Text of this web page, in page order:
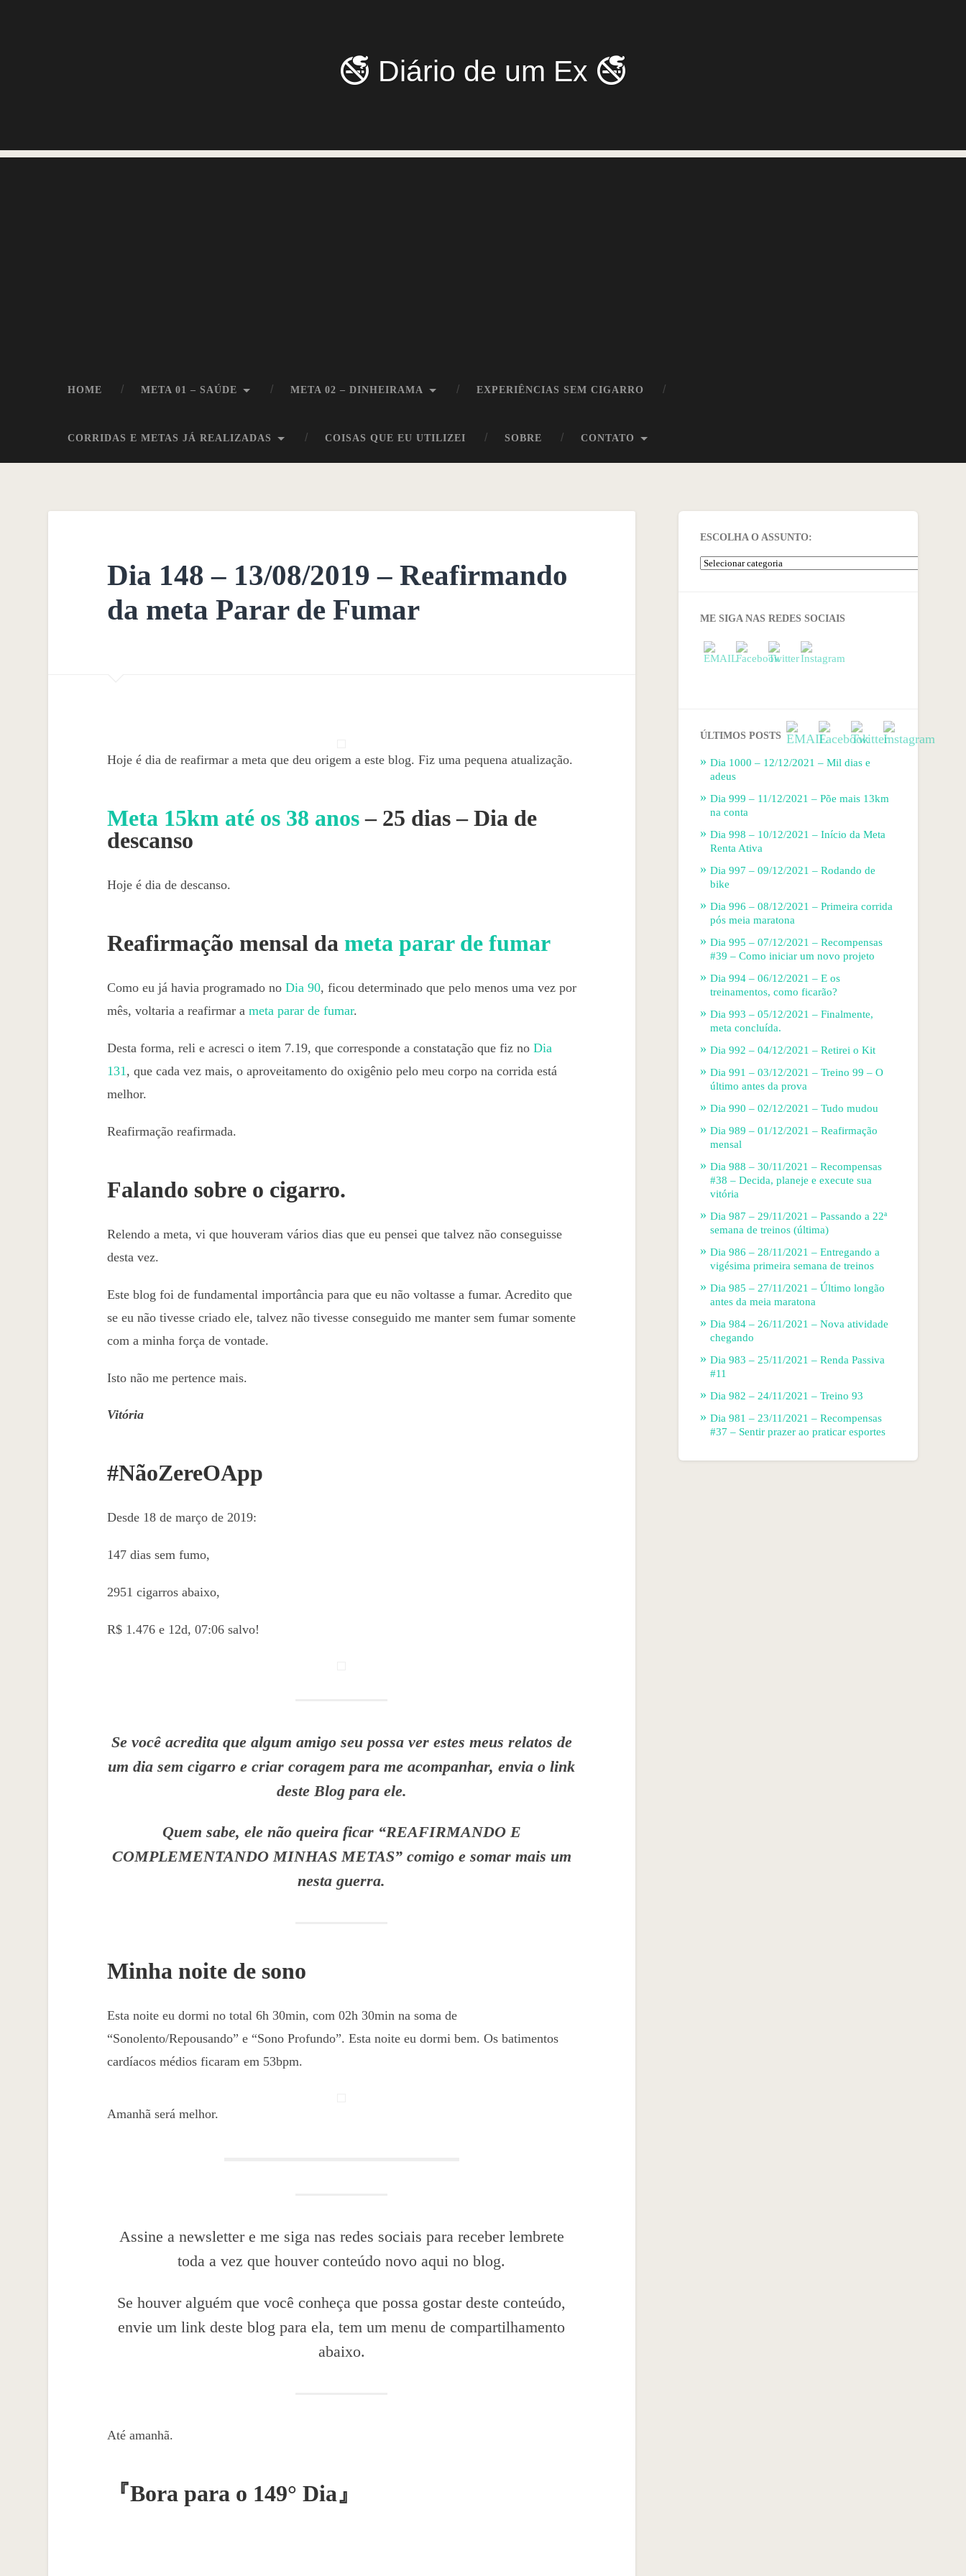
🚭 Diário de um Ex 🚭
HOME META 01 – SAÚDE META 02 – DINHEIRAMA EXPERIÊNCIAS SEM CIGARRO
CORRIDAS E METAS JÁ REALIZADAS COISAS QUE EU UTILIZEI SOBRE CONTATO
Dia 148 – 13/08/2019 – Reafirmando
da meta Parar de Fumar
Hoje é dia de reafirmar a meta que deu origem a este blog. Fiz uma pequena atualização.
Meta 15km até os 38 anos– 25 dias – Dia de
descanso
Hoje é dia de descanso.
Reafirmação mensal da meta parar de fumar
Como eu já havia programado no Dia 90, ficou determinado que pelo menos uma vez por
mês, voltaria a reafirmar a meta parar de fumar.
Desta forma, reli e acresci o item 7.19, que corresponde a constatação que fiz no Dia
131, que cada vez mais, o aproveitamento do oxigênio pelo meu corpo na corrida está
melhor.
Reafirmação reafirmada.
Falando sobre o cigarro.
Relendo a meta, vi que houveram vários dias que eu pensei que talvez não conseguisse
desta vez.
Este blog foi de fundamental importância para que eu não voltasse a fumar. Acredito que
se eu não tivesse criado ele, talvez não tivesse conseguido me manter sem fumar somente
com a minha força de vontade.
Isto não me pertence mais.
Vitória
#NãoZereOApp
Desde 18 de março de 2019:
147 dias sem fumo,
2951 cigarros abaixo,
R$ 1.476 e 12d, 07:06 salvo!
Se você acredita que algum amigo seu possa ver estes meus relatos de
um dia sem cigarro e criar coragem para me acompanhar, envia o link
deste Blog para ele.
Quem sabe, ele não queira ficar “REAFIRMANDO E
COMPLEMENTANDO MINHAS METAS” comigo e somar mais um
nesta guerra.
Minha noite de sono
Esta noite eu dormi no total 6h 30min, com 02h 30min na soma de
“Sonolento/Repousando” e “Sono Profundo”. Esta noite eu dormi bem. Os batimentos
cardíacos médios ficaram em 53bpm.
Amanhã será melhor.
Assine a newsletter e me siga nas redes sociais para receber lembrete
toda a vez que houver conteúdo novo aqui no blog.
Se houver alguém que você conheça que possa gostar deste conteúdo,
envie um link deste blog para ela, tem um menu de compartilhamento
abaixo.
Até amanhã.
『Bora para o 149° Dia』
ESCOLHA O ASSUNTO:
ME SIGA NAS REDES SOCIAIS
ÚLTIMOS POSTS
Dia 1000 – 12/12/2021 – Mil dias e
adeus
Dia 999 – 11/12/2021 – Põe mais 13km
na conta
Dia 998 – 10/12/2021 – Início da Meta
Renta Ativa
Dia 997 – 09/12/2021 – Rodando de
bike
Dia 996 – 08/12/2021 – Primeira corrida
pós meia maratona
Dia 995 – 07/12/2021 – Recompensas
#39 – Como iniciar um novo projeto
Dia 994 – 06/12/2021 – E os
treinamentos, como ficarão?
Dia 993 – 05/12/2021 – Finalmente,
meta concluída.
Dia 992 – 04/12/2021 – Retirei o Kit
Dia 991 – 03/12/2021 – Treino 99 – O
último antes da prova
Dia 990 – 02/12/2021 – Tudo mudou
Dia 989 – 01/12/2021 – Reafirmação
mensal
Dia 988 – 30/11/2021 – Recompensas
#38 – Decida, planeje e execute sua
vitória
Dia 987 – 29/11/2021 – Passando a 22ª
semana de treinos (última)
Dia 986 – 28/11/2021 – Entregando a
vigésima primeira semana de treinos
Dia 985 – 27/11/2021 – Último longão
antes da meia maratona
Dia 984 – 26/11/2021 – Nova atividade
chegando
Dia 983 – 25/11/2021 – Renda Passiva
#11
Dia 982 – 24/11/2021 – Treino 93
Dia 981 – 23/11/2021 – Recompensas
#37 – Sentir prazer ao praticar esportes